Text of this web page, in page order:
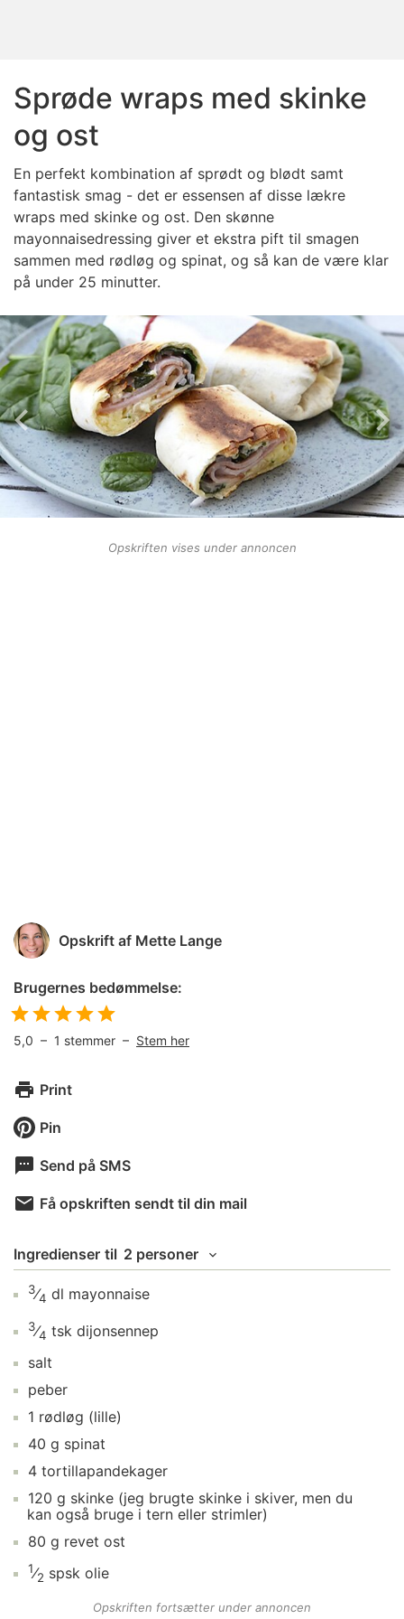
Sprøde wraps med skinke
og ost
En perfekt kombination af sprødt og blødt samt
fantastisk smag - det er essensen af disse lækre
wraps med skinke og ost. Den skønne
mayonnaisedressing giver et ekstra pift til smagen
sammen med rødløg og spinat, og så kan de være klar
på under 25 minutter.
Opskriften vises under annoncen
Opskrift af Mette Lange
Brugernes bedømmelse:
5,0 – 1 stemmer – Stem her
Print
Pin
Send på SMS
Få opskriften sendt til din mail
Ingredienser til 2 personer
3⁄4 dl mayonnaise
3⁄4 tsk dijonsennep
salt
peber
1 rødløg (lille)
40 g spinat
4 tortillapandekager
120 g skinke (jeg brugte skinke i skiver, men du
kan også bruge i tern eller strimler)
80 g revet ost
1⁄2 spsk olie
Opskriften fortsætter under annoncen